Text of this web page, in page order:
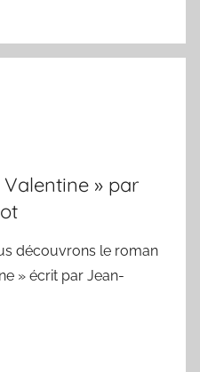
» par
découvrons le roman
» écrit par Jean-